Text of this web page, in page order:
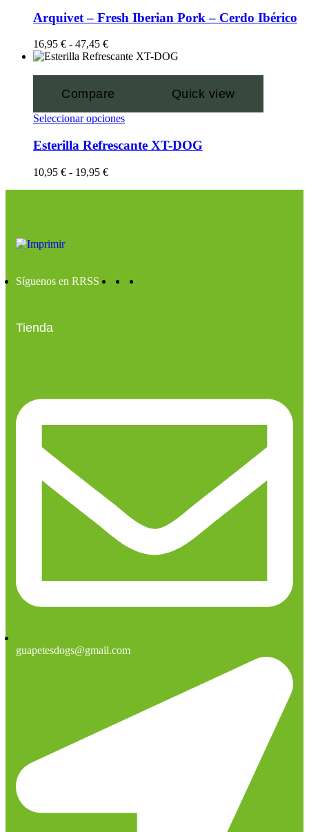
Arquivet – Fresh Iberian Pork – Cerdo Ibérico
16,95 € - 47,45 €
Compare Quick view
Seleccionar opciones
Esterilla Refrescante XT-DOG
10,95 € - 19,95 €
Síguenos en RRSS
Tienda
guapetesdogs@gmail.com